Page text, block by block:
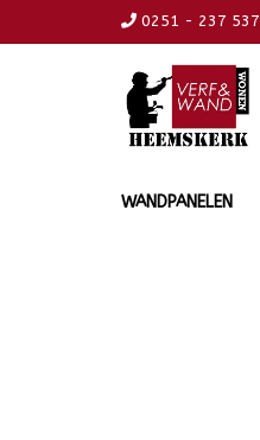
0251 - 237 537
WANDPANELEN